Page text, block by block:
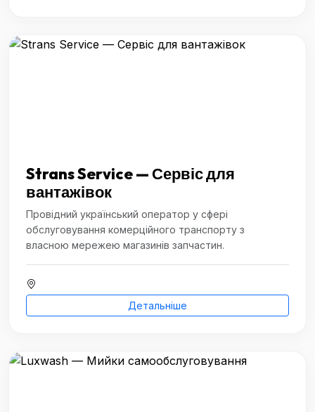
Strans Service — Сервіс для
вантажівок
Провідний український оператор у сфері
обслуговування комерційного транспорту з
власною мережею магазинів запчастин.
Детальніше